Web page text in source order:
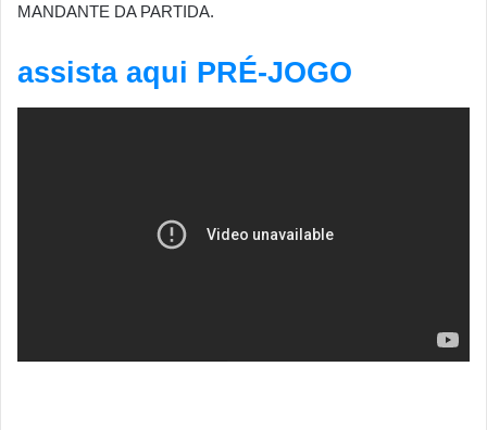
MANDANTE DA PARTIDA.
assista aqui PRÉ-JOGO